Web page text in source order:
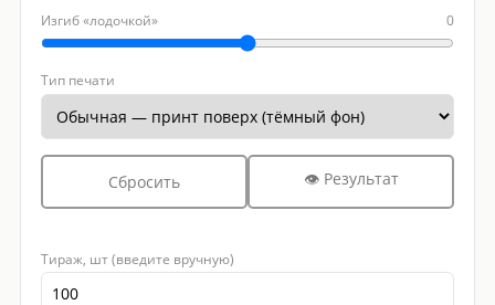
Изгиб «лодочкой» 0
Тип печати
Сбросить 👁 Результат
Тираж, шт (введите вручную)